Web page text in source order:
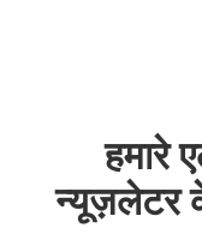
हमारे
न्यूज़लेटर